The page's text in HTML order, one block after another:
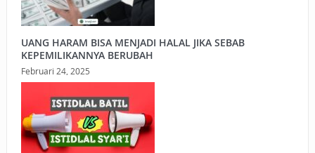
UANG HARAM BISA MENJADI HALAL JIKA SEBAB
KEPEMILIKANNYA BERUBAH
Februari 24, 2025